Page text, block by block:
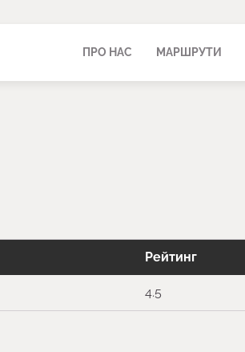
ПРО НАС МАРШРУТИ
Рейтинг
4.5